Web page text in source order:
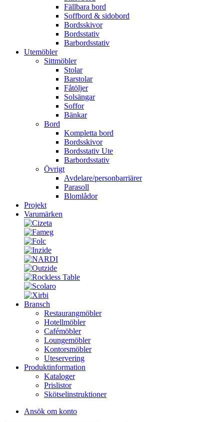
Fällbara bord
Soffbord & sidobord
Bordsskivor
Bordsstativ
Barbordsstativ
Utemöbler
Sittmöbler
Stolar
Barstolar
Fåtöljer
Solsängar
Soffor
Bänkar
Bord
Kompletta bord
Bordsskivor
Bordsstativ Ute
Barbordsstativ
Övrigt
Avdelare/personbarriärer
Parasoll
Blomlådor
Projekt
Varumärken
Bransch
Restaurangmöbler
Hotellmöbler
Cafémöbler
Loungemöbler
Kontorsmöbler
Uteservering
Produktinformation
Kataloger
Prislistor
Skötselinstruktioner
Ansök om konto